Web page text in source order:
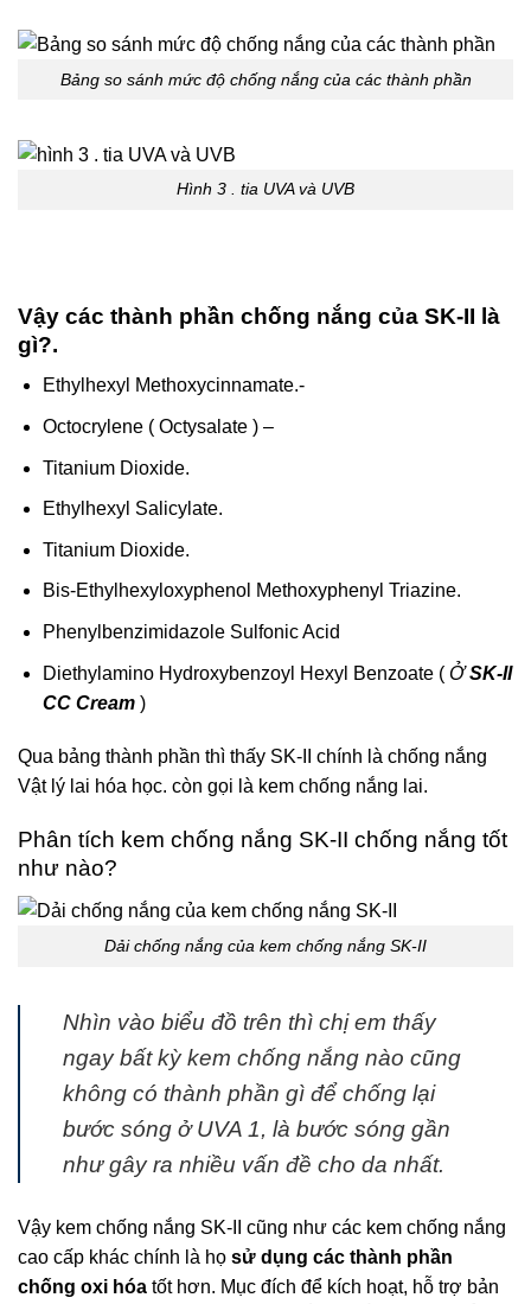
Bảng so sánh mức độ chống nắng của các thành phần
Hình 3 . tia UVA và UVB
Vậy các thành phần chống nắng của SK-II là
gì?.
Ethylhexyl Methoxycinnamate.-
Octocrylene ( Octysalate ) –
Titanium Dioxide.
Ethylhexyl Salicylate.
Titanium Dioxide.
Bis-Ethylhexyloxyphenol Methoxyphenyl Triazine.
Phenylbenzimidazole Sulfonic Acid
Diethylamino Hydroxybenzoyl Hexyl Benzoate (ỞSK-II
CC Cream )
Qua bảng thành phần thì thấy SK-II chính là chống nắng
Vật lý lai hóa học. còn gọi là kem chống nắng lai.
Phân tích kem chống nắng SK-II chống nắng tốt
như nào?
Dải chống nắng của kem chống nắng SK-II
Nhìn vào biểu đồ trên thì chị em thấy
ngay bất kỳ kem chống nắng nào cũng
không có thành phần gì để chống lại
bước sóng ở UVA 1, là bước sóng gần
như gây ra nhiều vấn đề cho da nhất.
Vậy kem chống nắng SK-II cũng như các kem chống nắng
cao cấp khác chính là họ sử dụng các thành phần
chống oxi hóa tốt hơn. Mục đích để kích hoạt, hỗ trợ bản